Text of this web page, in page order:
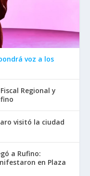
voz a los
Regional y
visitó la ciudad
a Rufino:
en Plaza